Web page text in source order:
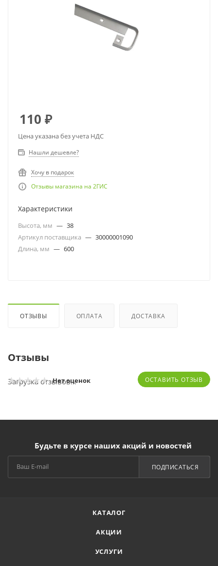
110 ₽
Цена указана без учета НДС
Нашли дешевле?
Хочу в подарок
Отзывы магазина на 2ГИС
Характеристики
Высота, мм — 38
Артикул поставщика — 30000001090
Длина, мм — 600
ОТЗЫВЫ ОПЛАТА ДОСТАВКА
Отзывы
Нет оценок ОСТАВИТЬ ОТЗЫВ
Загрузка отзывов...
Будьте в курсе наших акций и новостей
ПОДПИСАТЬСЯ
КАТАЛОГ
АКЦИИ
УСЛУГИ